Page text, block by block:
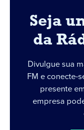
Seja
da
Divulgue sua
FM e conecte-
presente
empresa